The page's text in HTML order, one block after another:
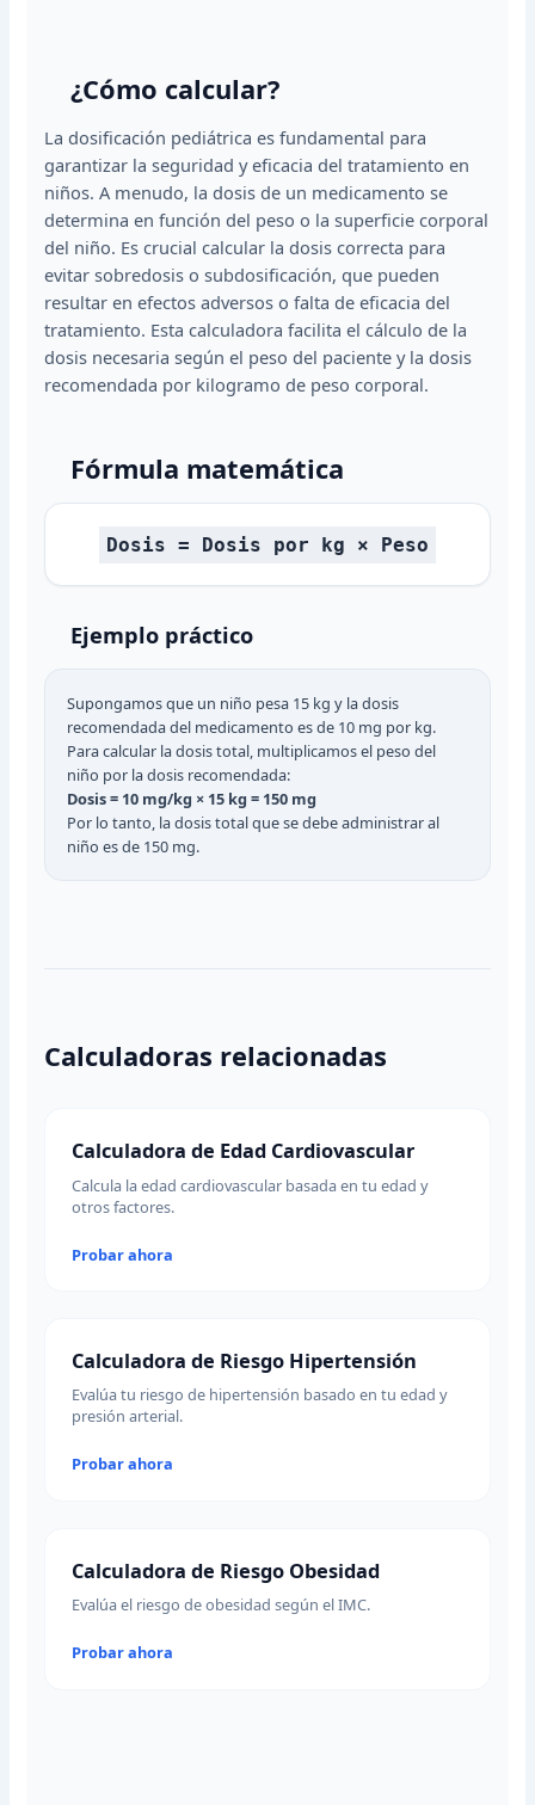
¿Cómo calcular?
La dosificación pediátrica es fundamental para
garantizar la seguridad y eficacia del tratamiento en
niños. A menudo, la dosis de un medicamento se
determina en función del peso o la superficie corporal
del niño. Es crucial calcular la dosis correcta para
evitar sobredosis o subdosificación, que pueden
resultar en efectos adversos o falta de eficacia del
tratamiento. Esta calculadora facilita el cálculo de la
dosis necesaria según el peso del paciente y la dosis
recomendada por kilogramo de peso corporal.
Fórmula matemática
Dosis = Dosis por kg × Peso
Ejemplo práctico
Supongamos que un niño pesa 15 kg y la dosis
recomendada del medicamento es de 10 mg por kg.
Para calcular la dosis total, multiplicamos el peso del
niño por la dosis recomendada:
Dosis = 10 mg/kg × 15 kg = 150 mg
Por lo tanto, la dosis total que se debe administrar al
niño es de 150 mg.
Calculadoras relacionadas
Calculadora de Edad Cardiovascular
Calcula la edad cardiovascular basada en tu edad y
otros factores.
Probar ahora
Calculadora de Riesgo Hipertensión
Evalúa tu riesgo de hipertensión basado en tu edad y
presión arterial.
Probar ahora
Calculadora de Riesgo Obesidad
Evalúa el riesgo de obesidad según el IMC.
Probar ahora